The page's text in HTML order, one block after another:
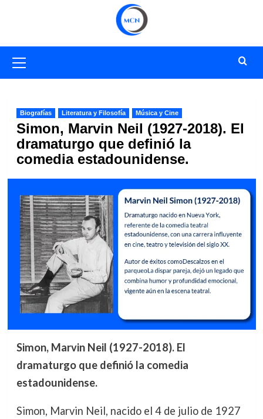
primario
Biografías Literatura y Filosofía Música y Cine
Simon, Marvin Neil (1927-2018). El
dramaturgo que definió la
comedia estadounidense.
Simon, Marvin Neil (1927-2018). El
dramaturgo que definió la comedia
estadounidense.
Simon, Marvin Neil, nacido el 4 de julio de 1927